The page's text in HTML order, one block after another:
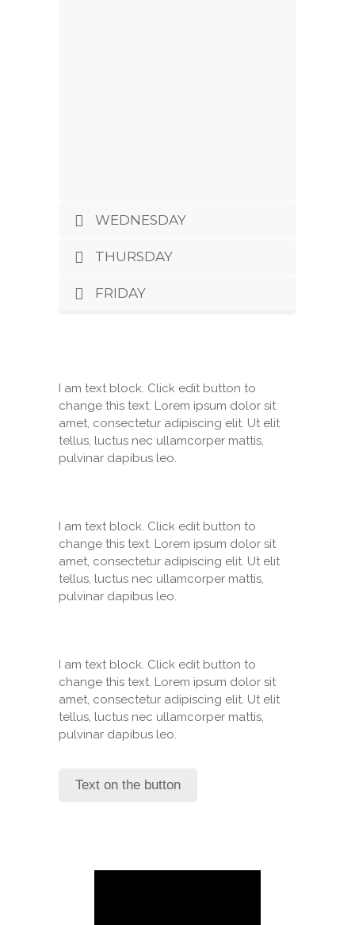
WEDNESDAY
THURSDAY
FRIDAY
I am text block. Click edit button to
change this text. Lorem ipsum dolor sit
amet, consectetur adipiscing elit. Ut elit
tellus, luctus nec ullamcorper mattis,
pulvinar dapibus leo.
I am text block. Click edit button to
change this text. Lorem ipsum dolor sit
amet, consectetur adipiscing elit. Ut elit
tellus, luctus nec ullamcorper mattis,
pulvinar dapibus leo.
I am text block. Click edit button to
change this text. Lorem ipsum dolor sit
amet, consectetur adipiscing elit. Ut elit
tellus, luctus nec ullamcorper mattis,
pulvinar dapibus leo.
Text on the button